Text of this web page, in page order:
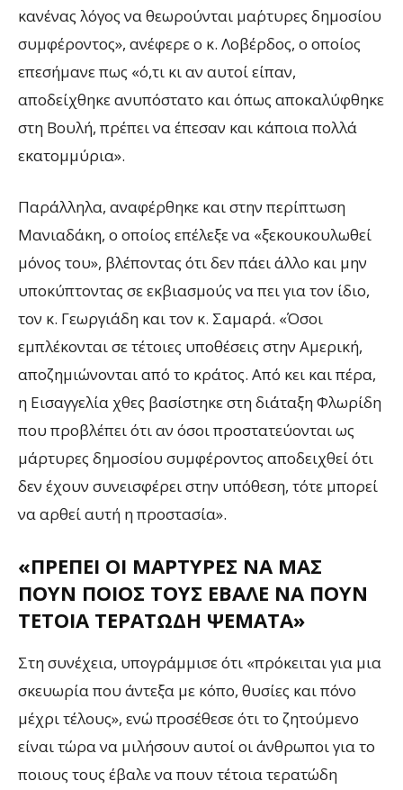
κανένας λόγος να θεωρούνται μα΄ρτυρες δημοσίου
συμφέροντος», ανέφερε ο κ. Λοβέρδος, ο οποίος
επεσήμανε πως «ό,τι κι αν αυτοί είπαν,
αποδείχθηκε ανυπόστατο και όπως αποκαλύφθηκε
στη Βουλή, πρέπει να έπεσαν και κάποια πολλά
εκατομμύρια».
Παράλληλα, αναφέρθηκε και στην περίπτωση
Μανιαδάκη, ο οποίος επέλεξε να «ξεκουκουλωθεί
μόνος του», βλέποντας ότι δεν πάει άλλο και μην
υποκύπτοντας σε εκβιασμούς να πει για τον ίδιο,
τον κ. Γεωργιάδη και τον κ. Σαμαρά. «Όσοι
εμπλέκονται σε τέτοιες υποθέσεις στην Αμερική,
αποζημιώνονται από το κράτος. Από κει και πέρα,
η Εισαγγελία χθες βασίστηκε στη διάταξη Φλωρίδη
που προβλέπει ότι αν όσοι προστατεύονται ως
μάρτυρες δημοσίου συμφέροντος αποδειχθεί ότι
δεν έχουν συνεισφέρει στην υπόθεση, τότε μπορεί
να αρθεί αυτή η προστασία».
«ΠΡΈΠΕΙ ΟΙ ΜΆΡΤΥΡΕΣ ΝΑ ΜΑΣ
ΠΟΥΝ ΠΟΙΟΣ ΤΟΥΣ ΈΒΑΛΕ ΝΑ ΠΟΥΝ
ΤΈΤΟΙΑ ΤΕΡΑΤΏΔΗ ΨΈΜΑΤΑ»
Στη συνέχεια, υπογράμμισε ότι «πρόκειται για μια
σκευωρία που άντεξα με κόπο, θυσίες και πόνο
μέχρι τέλους», ενώ προσέθεσε ότι το ζητούμενο
είναι τώρα να μιλήσουν αυτοί οι άνθρωποι για το
ποιους τους έβαλε να πουν τέτοια τερατώδη